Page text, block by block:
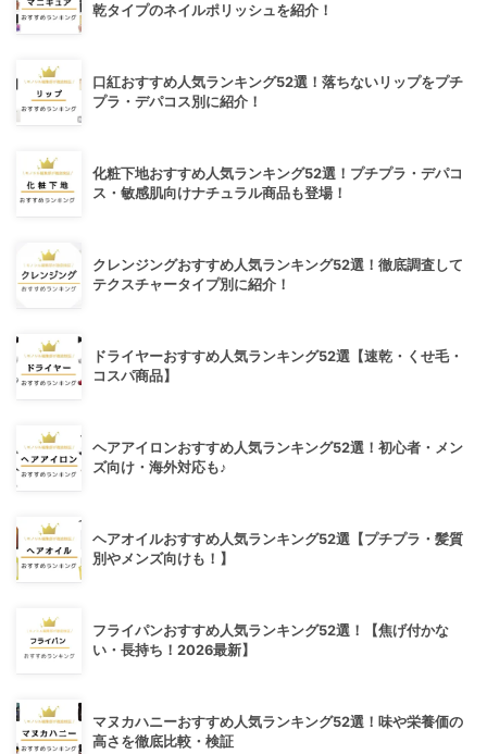
乾タイプのネイルポリッシュを紹介！
口紅おすすめ人気ランキング52選！落ちないリップをプチ
プラ・デパコス別に紹介！
化粧下地おすすめ人気ランキング52選！プチプラ・デパコ
ス・敏感肌向けナチュラル商品も登場！
クレンジングおすすめ人気ランキング52選！徹底調査して
テクスチャータイプ別に紹介！
ドライヤーおすすめ人気ランキング52選【速乾・くせ毛・
コスパ商品】
ヘアアイロンおすすめ人気ランキング52選！初心者・メン
ズ向け・海外対応も♪
ヘアオイルおすすめ人気ランキング52選【プチプラ・髪質
別やメンズ向けも！】
フライパンおすすめ人気ランキング52選！【焦げ付かな
い・長持ち！2026最新】
マヌカハニーおすすめ人気ランキング52選！味や栄養価の
高さを徹底比較・検証